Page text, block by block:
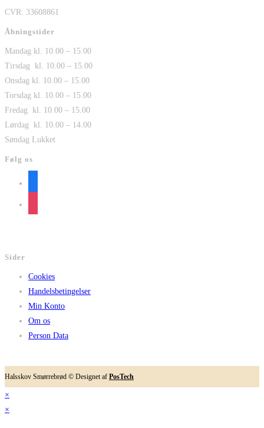
CVR: 33608861
Åbningstider
Mandag kl. 10.00 – 15.00
Tirsdag kl. 10.00 – 15.00
Onsdag kl. 10.00 – 15.00
Torsdag kl. 10.00 – 15.00
Fredag kl. 10.00 – 15.00
Lørdag kl. 10.00 – 14.00
Søndag Lukket
Følg os
Sider
Cookies
Handelsbetingelser
Min Konto
Om os
Person Data
Halsskov Smørrebrød © Designet af PosTech
×
×